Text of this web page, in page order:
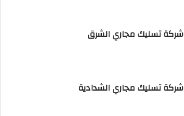
شركة تسليك مجاري الشرق
شركة تسليك مجاري الشدادية